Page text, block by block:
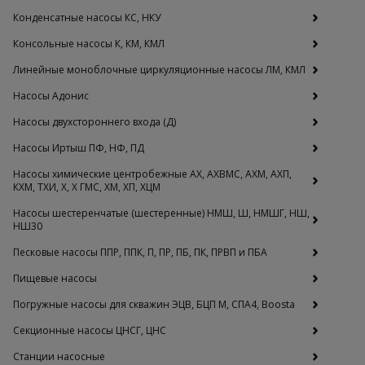
Конденсатные насосы КС, НКУ
Консольные насосы К, КМ, КМЛ
Линейные моноблочные циркуляционные насосы ЛМ, КМЛ
Насосы Адонис
Насосы двухстороннего входа (Д)
Насосы Иртыш ПФ, НФ, ПД
Насосы химические центробежные АХ, АХВМС, АХМ, АХП,
КХМ, ТХИ, Х, Х ГМС, ХМ, ХП, ХЦМ
Насосы шестеренчатые (шестеренные) НМШ, Ш, НМШГ, НШ,
НШ30
Песковые насосы ППР, ППК, П, ПР, ПБ, ПК, ПРВП и ПБА
Пищевые насосы
Погружные насосы для скважин ЭЦВ, БЦП М, СПА4, Boosta
Секционные насосы ЦНСГ, ЦНС
Станции насосные